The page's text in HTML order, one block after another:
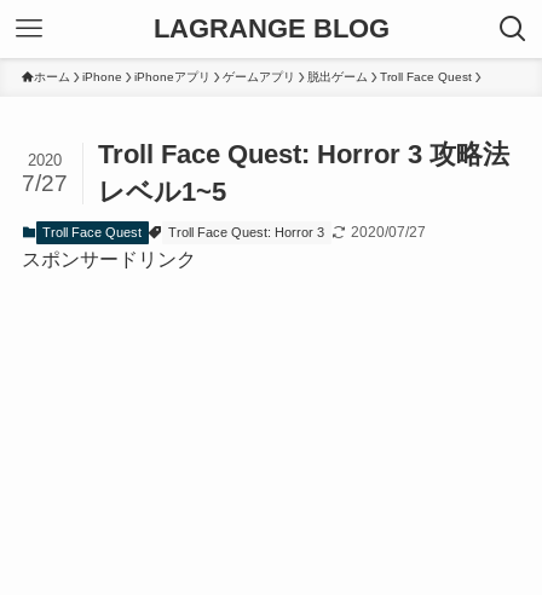
LAGRANGE BLOG
ホーム iPhone iPhoneアプリ ゲームアプリ 脱出ゲーム Troll Face Quest
Troll Face Quest: Horror 3 攻略法
レベル1~5
2020
7/27
Troll Face Quest Troll Face Quest: Horror 3 2020/07/27
スポンサードリンク